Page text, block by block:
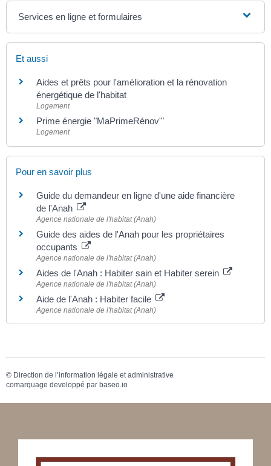
Services en ligne et formulaires
Et aussi
Aides et prêts pour l'amélioration et la rénovation
énergétique de l'habitat
Logement
Prime énergie "MaPrimeRénov'"
Logement
Pour en savoir plus
Guide du demandeur en ligne d'une aide financière
de l'Anah
Agence nationale de l'habitat (Anah)
Guide des aides de l'Anah pour les propriétaires
occupants
Agence nationale de l'habitat (Anah)
Aides de l'Anah : Habiter sain et Habiter serein
Agence nationale de l'habitat (Anah)
Aide de l'Anah : Habiter facile
Agence nationale de l'habitat (Anah)
© Direction de l’information légale et administrative
comarquage developpé par baseo.io